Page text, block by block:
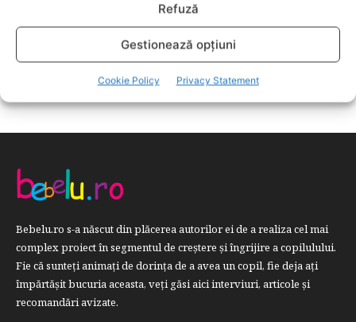
Refuză
Gestionează opțiuni
Cookie Policy Privacy Statement
DEZVOLTAREA COPILULUI
379
Bebelu.ro s-a născut din plăcerea autorilor ei de a realiza cel mai
complex proiect în segmentul de creştere şi îngrijire a copilulului.
Fie că sunteţi animaţi de dorinţa de a avea un copil, fie deja aţi
împărtăşit bucuria aceasta, veți găsi aici interviuri, articole şi
recomandări avizate.